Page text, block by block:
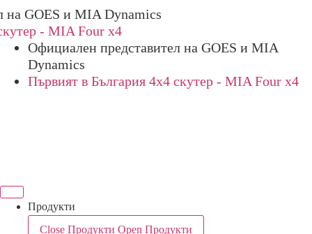
и MIA Dynamics
- MIA Four x4
Официален представител на GOES и MIA
Dynamics
Първият в България 4х4 скутер - MIA Four x4
Продукти
Close Продукти Open Продукти